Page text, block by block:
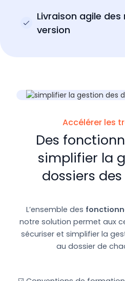
Livraison agile
version
Accélérer les
Des
simplifier la
dossiers
L’ensemble des
notre solution permet aux
sécuriser et simplifier la
au dossier de